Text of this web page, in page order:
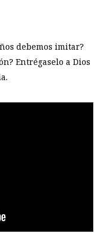
debemos imitar?
Entrégaselo a Dios